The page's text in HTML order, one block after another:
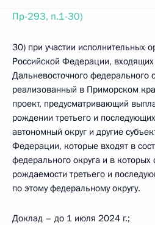
Пр-293, п.1-30)
30) при участии исполнительных
Российской Федерации, входящих
Дальневосточного федерального
реализованный в Приморском
проект, предусматривающий
рождении третьего и
автономный округ и другие
Федерации, которые входят в
федерального округа и в
рождаемости третьего и
по этому федеральному округу.
Доклад – до 1 июля 2024 г.;